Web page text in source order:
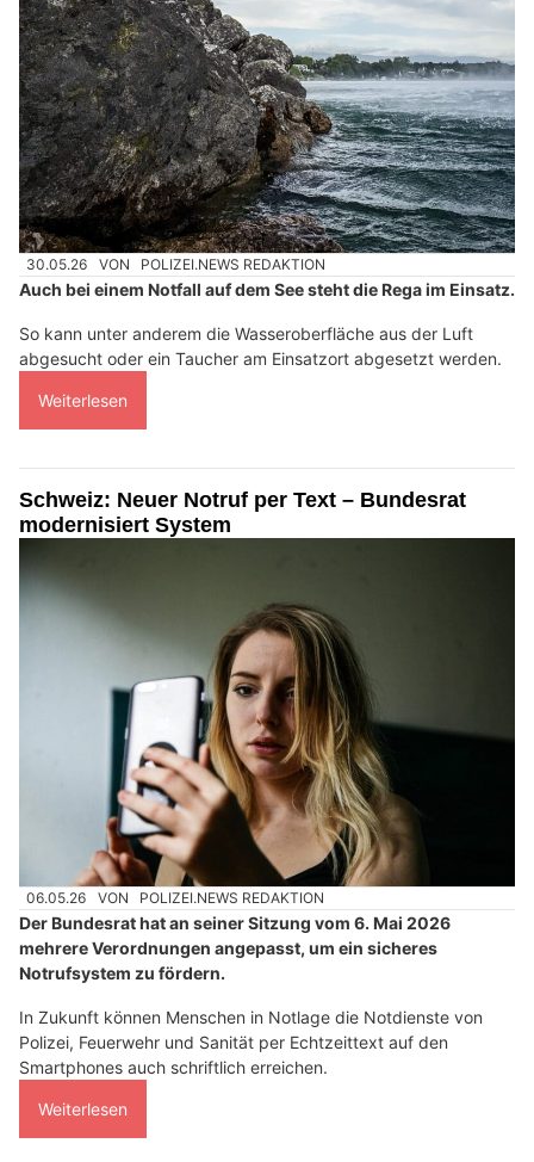
30.05.26 VON POLIZEI.NEWS REDAKTION
Auch bei einem Notfall auf dem See steht die Rega im Einsatz.
So kann unter anderem die Wasseroberfläche aus der Luft
abgesucht oder ein Taucher am Einsatzort abgesetzt werden.
Weiterlesen
Schweiz: Neuer Notruf per Text – Bundesrat
modernisiert System
06.05.26 VON POLIZEI.NEWS REDAKTION
Der Bundesrat hat an seiner Sitzung vom 6. Mai 2026
mehrere Verordnungen angepasst, um ein sicheres
Notrufsystem zu fördern.
In Zukunft können Menschen in Notlage die Notdienste von
Polizei, Feuerwehr und Sanität per Echtzeittext auf den
Smartphones auch schriftlich erreichen.
Weiterlesen